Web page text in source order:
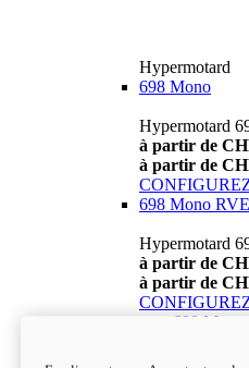
Hypermotard
698 Mono
Hypermotard
à partir de
à partir de
698 Mono RVE
Hypermotard
à partir de
à partir de
698 Mono
Hypermotard